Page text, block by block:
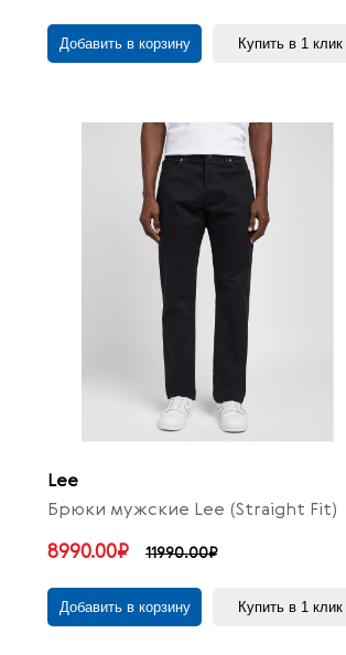
Добавить в корзину Купить в 1 клик
Lee
Брюки мужские Lee (Straight Fit)
8990.00₽ 11990.00₽
Добавить в корзину Купить в 1 клик